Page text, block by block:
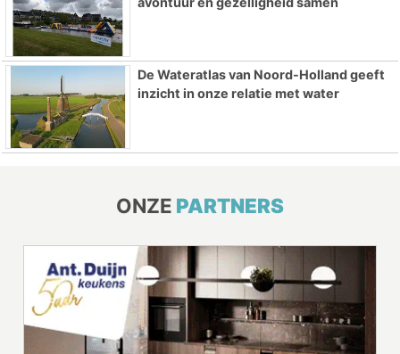
De Wateratlas van Noord-Holland geeft
inzicht in onze relatie met water
ONZE PARTNERS